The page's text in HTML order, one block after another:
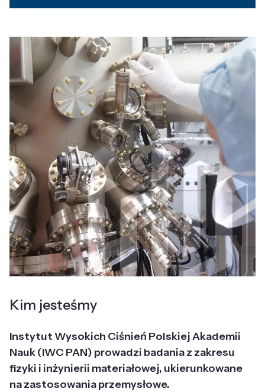
Kim jesteśmy
Instytut Wysokich Ciśnień Polskiej Akademii
Nauk (IWC PAN) prowadzi badania z zakresu
fizyki i inżynierii materiałowej, ukierunkowane
na zastosowania przemysłowe.